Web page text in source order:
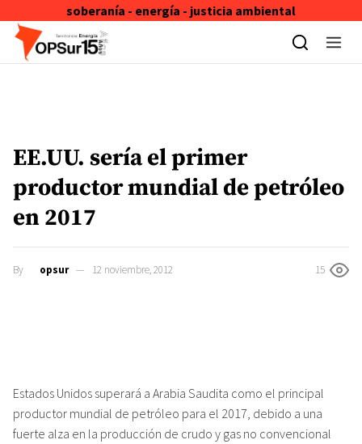
soberanía - energía - justicia ambiental
Skip to content
EE.UU. sería el primer
productor mundial de petróleo
en 2017
By opsur 12 noviembre, 2012 15
Estados Unidos superará a Arabia Saudita como el principal
productor mundial de petróleo para el 2017, debido a una
fuerte alza en la producción de crudo y gas no convencional